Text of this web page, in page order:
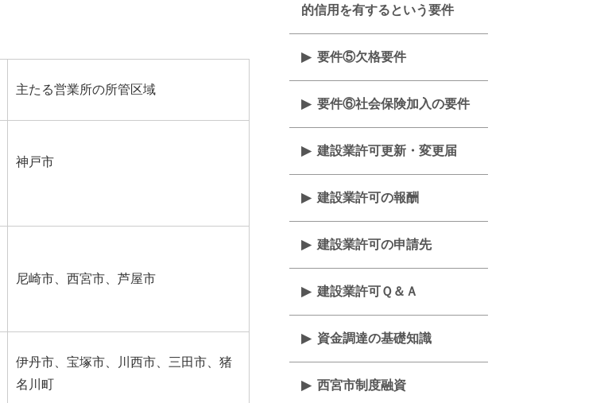
主たる営業所の所管区域
神戸市
尼崎市、西宮市、芦屋市
伊丹市、宝塚市、川西市、三田市、猪
名川町
的信用を有するという要件
要件⑤欠格要件
要件⑥社会保険加入の要件
建設業許可更新・変更届
建設業許可の報酬
建設業許可の申請先
建設業許可Ｑ＆Ａ
資金調達の基礎知識
西宮市制度融資